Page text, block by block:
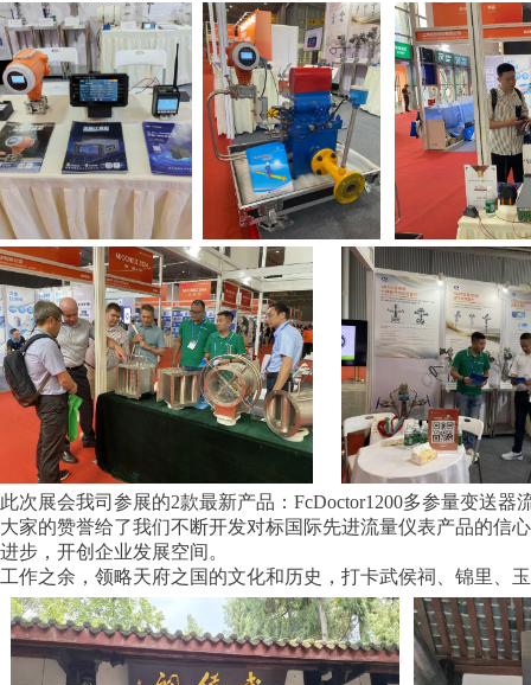
此次展会我司参展的2款最新产品：FcDoctor1200多参量变送
大家的赞誉给了我们不断开发对标国际先进流量仪表产品的信
进步，开创企业发展空间。
工作之余，领略天府之国的文化和历史，打卡武侯祠、锦里、